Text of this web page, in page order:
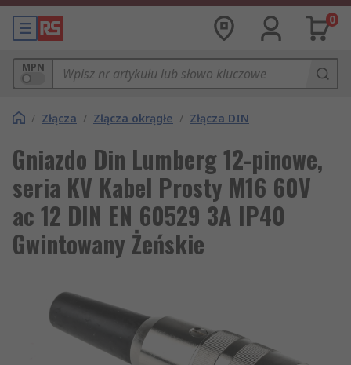
0
MPN
/ Złącza / Złącza okrągłe / Złącza DIN
Gniazdo Din Lumberg 12-pinowe,
seria KV Kabel Prosty M16 60V
ac 12 DIN EN 60529 3A IP40
Gwintowany Żeńskie